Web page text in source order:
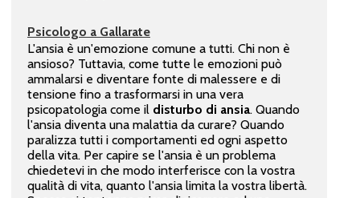
Psicologo a Gallarate
L'ansia è un'emozione comune a tutti. Chi non è
ansioso? Tuttavia, come tutte le emozioni può
ammalarsi e diventare fonte di malessere e di
tensione fino a trasformarsi in una vera
psicopatologia come il disturbo di ansia. Quando
l'ansia diventa una malattia da curare? Quando
paralizza tutti i comportamenti ed ogni aspetto
della vita. Per capire se l'ansia è un problema
chiedetevi in che modo interferisce con la vostra
qualità di vita, quanto l'ansia limita la vostra libertà.